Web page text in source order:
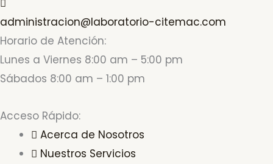
administracion@laboratorio-citemac.com
Horario de Atención:
Lunes a Viernes 8:00 am – 5:00 pm
Sábados 8:00 am – 1:00 pm
Acceso Rápido:
Acerca de Nosotros
Nuestros Servicios